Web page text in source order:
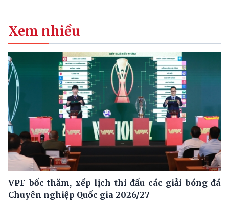
Xem nhiều
VPF bốc thăm, xếp lịch thi đấu các giải bóng đá
Chuyên nghiệp Quốc gia 2026/27